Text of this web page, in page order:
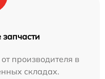
производителя в
складах.